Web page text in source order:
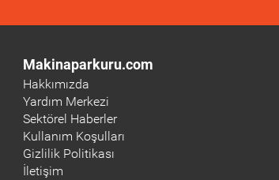
Makinaparkuru.com
Hakkımızda
Yardım Merkezi
Sektörel Haberler
Kullanım Koşulları
Gizlilik Politikası
İletişim